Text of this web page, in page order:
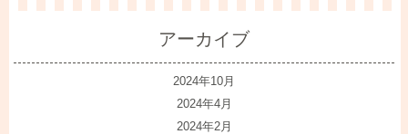
アーカイブ
2024年10月
2024年4月
2024年2月